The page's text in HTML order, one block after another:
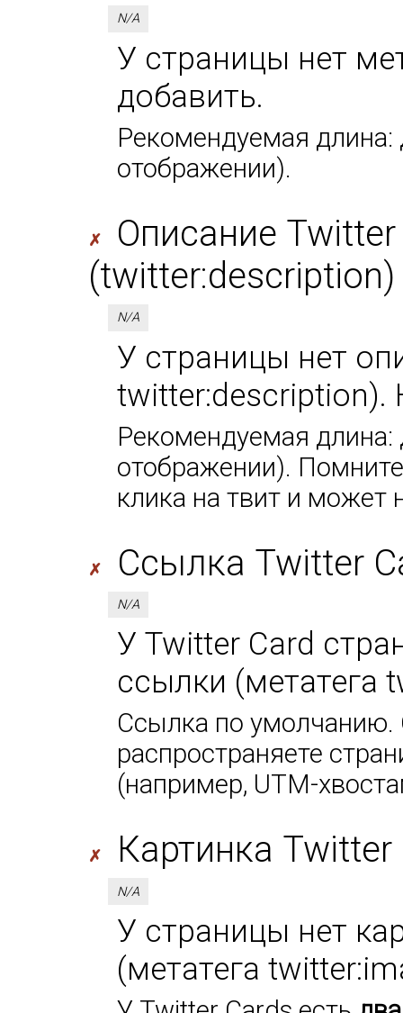
N/A
У страницы нет
добавить.
Рекомендуемая длина:
отображении).
✗
Описание
(twitter:description)
N/A
У страницы нет
twitter:description).
Рекомендуемая длина:
отображении).
клика на твит и может
✗ Ссылка Twitter
N/A
У Twitter Card
ссылки (метатега
Ссылка по умолчанию.
распространяете
(например, UTM-
✗ Картинка
N/A
У страницы нет
(метатега